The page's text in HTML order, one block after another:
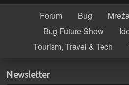
Forum Bug Mreža
Bug Future Show
Tourism, Travel & Tech
Newsletter